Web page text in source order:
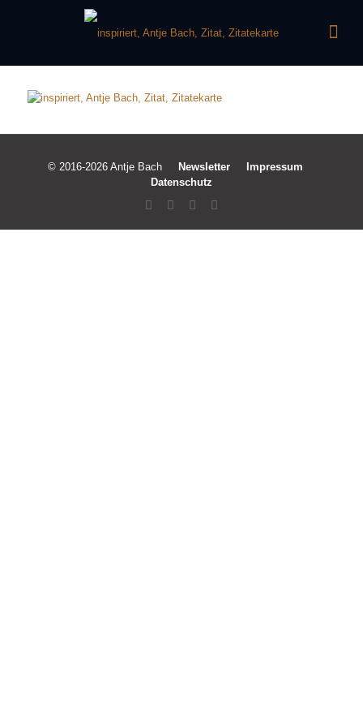
© 2016-2026 Antje Bach Newsletter
Impressum
Datenschutz